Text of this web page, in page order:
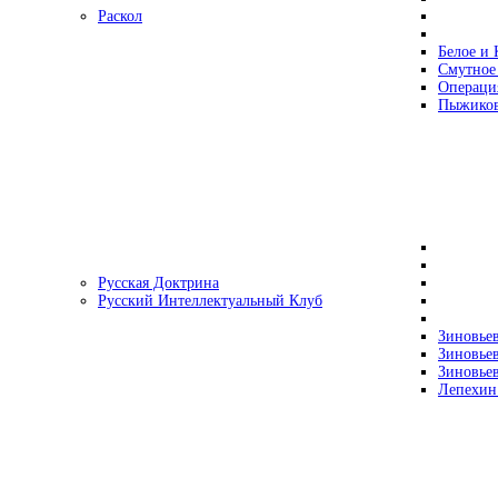
Раскол
Белое и
Русская Доктрина
Русский Интеллектуальный Клуб